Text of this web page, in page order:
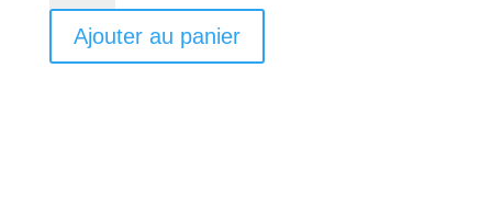
Recharge
mineral
silk
Ajouter au panier